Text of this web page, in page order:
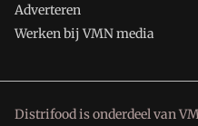
Adverteren
Werken bij VMN media
Distrifood is onderdeel van